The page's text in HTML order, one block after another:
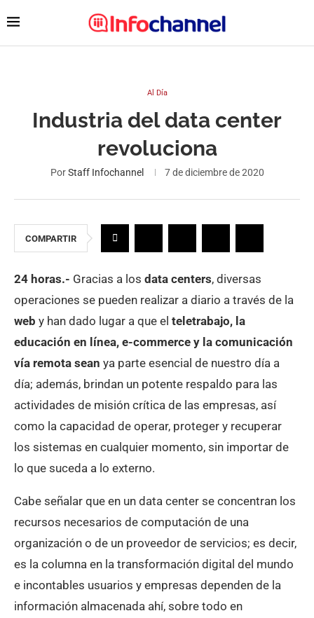
Al Día
Industria del data center
revoluciona
PorStaff Infochannel 7 de diciembre de 2020
COMPARTIR
24 horas.- Gracias a los data centers, diversas
operaciones se pueden realizar a diario a través de la
web y han dado lugar a que el teletrabajo, la
educación en línea, e-commerce y la comunicación
vía remota sean ya parte esencial de nuestro día a
día; además, brindan un potente respaldo para las
actividades de misión crítica de las empresas, así
como la capacidad de operar, proteger y recuperar
los sistemas en cualquier momento, sin importar de
lo que suceda a lo externo.
Cabe señalar que en un data center se concentran los
recursos necesarios de computación de una
organización o de un proveedor de servicios; es decir,
es la columna en la transformación digital del mundo
e incontables usuarios y empresas dependen de la
información almacenada ahí, sobre todo en